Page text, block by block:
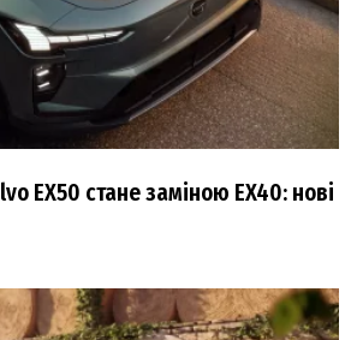
EX50 стане заміною EX40: нові